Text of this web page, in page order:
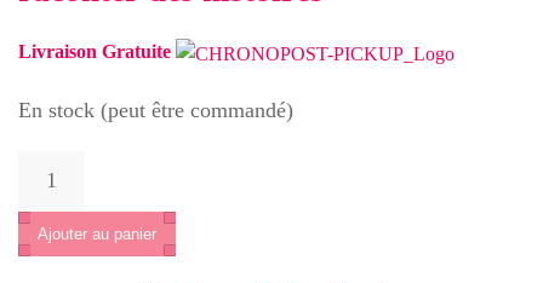
Livraison Gratuite
En stock (peut être commandé)
Histoire
Ajouter au panier